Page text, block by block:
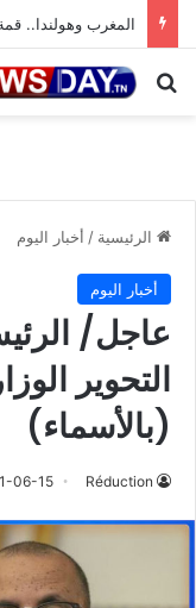
المغرب وهولندا..
بحث عن
الرئيسية / أخبار اليوم
أخبار اليوم
عاجل/
التحوير
(بالأسماء)
Réduction
06-15